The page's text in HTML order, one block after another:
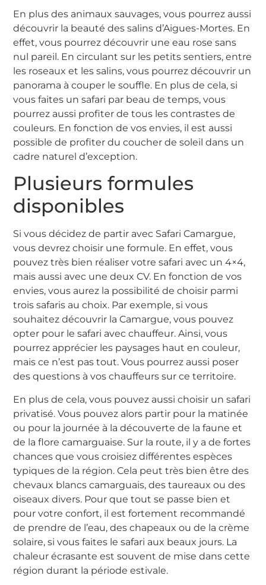
En plus des animaux sauvages, vous pourrez aussi
découvrir la beauté des salins d’Aigues-Mortes. En
effet, vous pourrez découvrir une eau rose sans
nul pareil. En circulant sur les petits sentiers, entre
les roseaux et les salins, vous pourrez découvrir un
panorama à couper le souffle. En plus de cela, si
vous faites un safari par beau de temps, vous
pourrez aussi profiter de tous les contrastes de
couleurs. En fonction de vos envies, il est aussi
possible de profiter du coucher de soleil dans un
cadre naturel d’exception.
Plusieurs formules
disponibles
Si vous décidez de partir avec Safari Camargue,
vous devrez choisir une formule. En effet, vous
pouvez très bien réaliser votre safari avec un 4×4,
mais aussi avec une deux CV. En fonction de vos
envies, vous aurez la possibilité de choisir parmi
trois safaris au choix. Par exemple, si vous
souhaitez découvrir la Camargue, vous pouvez
opter pour le safari avec chauffeur. Ainsi, vous
pourrez apprécier les paysages haut en couleur,
mais ce n’est pas tout. Vous pourrez aussi poser
des questions à vos chauffeurs sur ce territoire.
En plus de cela, vous pouvez aussi choisir un safari
privatisé. Vous pouvez alors partir pour la matinée
ou pour la journée à la découverte de la faune et
de la flore camarguaise. Sur la route, il y a de fortes
chances que vous croisiez différentes espèces
typiques de la région. Cela peut très bien être des
chevaux blancs camarguais, des taureaux ou des
oiseaux divers. Pour que tout se passe bien et
pour votre confort, il est fortement recommandé
de prendre de l’eau, des chapeaux ou de la crème
solaire, si vous faites le safari aux beaux jours. La
chaleur écrasante est souvent de mise dans cette
région durant la période estivale.